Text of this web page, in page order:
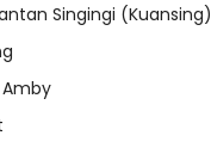
Singingi (Kuansing)